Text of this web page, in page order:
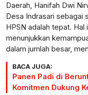
Daerah, Hanifah Dwi
Desa Indrasari sebagai
HPSN adalah tepat. Hal
menunjukkan
dalam jumlah besar,
BACA JUGA:
Panen Padi di
Komitmen Dukung